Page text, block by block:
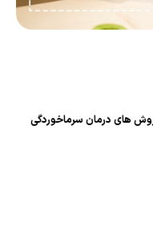
های درمان سرماخوردگی